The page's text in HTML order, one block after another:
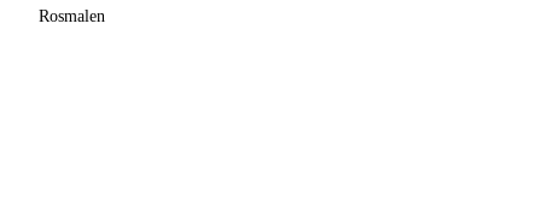
Rosmalen